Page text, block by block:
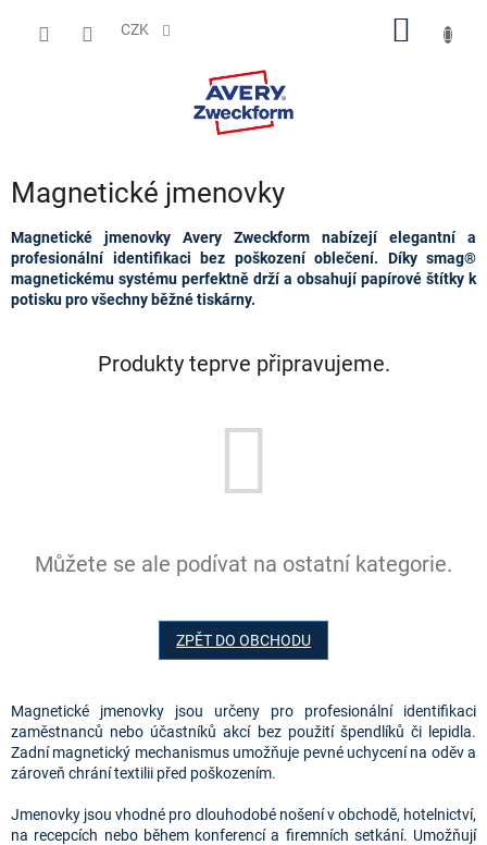
CZK
Magnetické jmenovky
Magnetické jmenovky Avery Zweckform nabízejí elegantní a
profesionální identifikaci bez poškození oblečení. Díky smag®
magnetickému systému perfektně drží a obsahují papírové štítky k
potisku pro všechny běžné tiskárny.
Produkty teprve připravujeme.
Můžete se ale podívat na ostatní kategorie.
ZPĚT DO OBCHODU
Magnetické jmenovky jsou určeny pro profesionální identifikaci
zaměstnanců nebo účastníků akcí bez použití špendlíků či lepidla.
Zadní magnetický mechanismus umožňuje pevné uchycení na oděv a
zároveň chrání textilii před poškozením.
Jmenovky jsou vhodné pro dlouhodobé nošení v obchodě, hotelnictví,
na recepcích nebo během konferencí a firemních setkání. Umožňují